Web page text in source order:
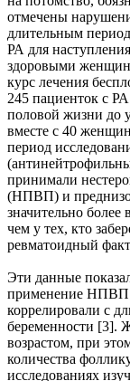
отмечены
длительным
РА для
здоровыми
курс лечения
245 пациенток с
половой жизни до
вместе с 40
период
принимали
(НПВП) и
значительно более
чем у тех, кто
ревматоидный
Эти данные
применение НПВП
коррелировали с
беременности [3].
возрастом, при
количества
исследованиях